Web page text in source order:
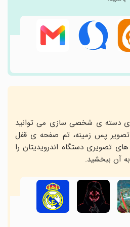
های دسته ی شخصی سازی می توانید
تصویر پس زمینه، تم صفحه ی قفل
تصویری دستگاه اندرویدیتان را
آن ببخشید.